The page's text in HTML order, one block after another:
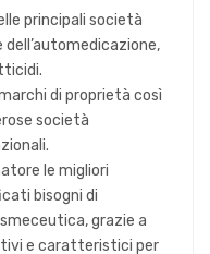
principali società
di proprietà così
società
le migliori
bisogni di
grazie a
e caratteristici per